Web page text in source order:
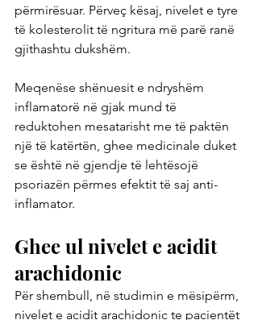
përmirësuar. Përveç kësaj, nivelet e tyre
të kolesterolit të ngritura më parë ranë
gjithashtu dukshëm.
Meqenëse shënuesit e ndryshëm
inflamatorë në gjak mund të
reduktohen mesatarisht me të paktën
një të katërtën, ghee medicinale duket
se është në gjendje të lehtësojë
psoriazën përmes efektit të saj anti-
inflamator.
Ghee ul nivelet e acidit
arachidonic
Për shembull, në studimin e mësipërm,
nivelet e acidit arachidonic te pacientët